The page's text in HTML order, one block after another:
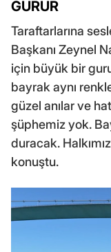
GURUR
Taraftarlarına
Başkanı Zeynel
için büyük bir
bayrak aynı
güzel anılar ve
şüphemiz yok.
duracak.
konuştu.